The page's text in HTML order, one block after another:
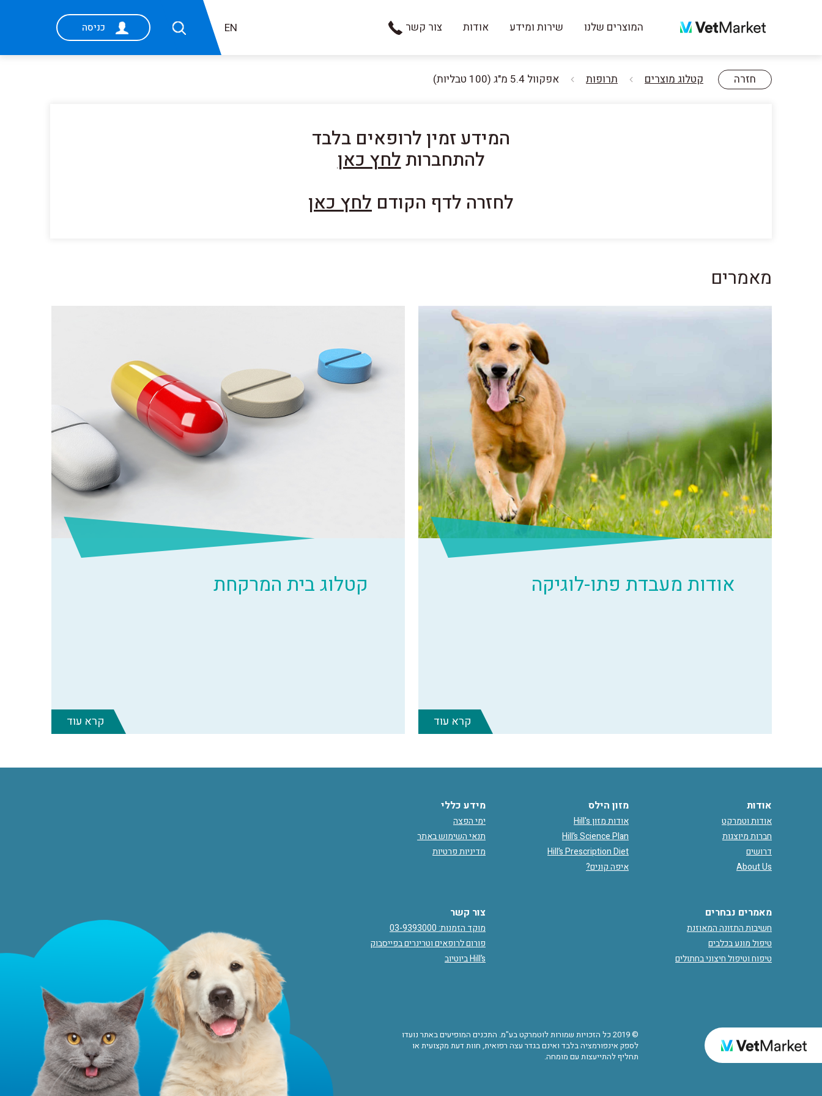
המוצרים שלנו שירות ומידע אודות צור קשר EN כניסה
חזרה קטלוג מוצרים תרופות אפקוול 5.4 מ"ג (100 טבליות)
המידע זמין לרופאים בלבד
להתחברותלחץ כאן
לחזרה לדף הקודם לחץ כאן
מאמרים
אודות מעבדת פתו-לוגיקה
קרא עוד
קטלוג בית המרקחת
קרא עוד
אודות
אודות וטמרקט
חברות מיוצגות
דרושים
About Us
מזון הילס
אודות מזון Hill's
Hill’s Science Plan
Hill’s Prescription Diet
איפה קונים?
מידע כללי
ימי הפצה
תנאי השימוש באתר
מדיניות פרטיות
מאמרים נבחרים
חשיבות התזונה המאוזנת
טיפול מונע בכלבים
טיפוח וטיפול חיצוני בחתולים
צור קשר
מוקד הזמנות: 03-9393000
פורום לרופאים וטרינרים בפייסבוק
Hill’s ביוטיוב
© 2019 כל הזכויות שמורות לוטמרקט בע"מ. התכנים המופיעים באתר נועדו
לספק אינפורמציה בלבד ואינם בגדר עצה רפואית, חוות דעת מקצועית או
תחליף להתייעצות עם מומחה.